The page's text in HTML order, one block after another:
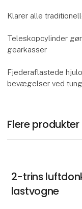
Klarer alle
Teleskopcylinder
gearkasser
Fjederaflastede
bevægelser ved
Flere
2-trins
lastvogne